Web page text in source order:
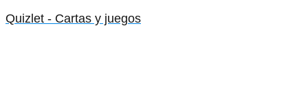
Quizlet - Cartas y juegos